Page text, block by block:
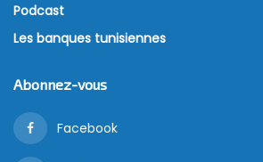
Podcast
Les banques tunisiennes
Abonnez-vous
Facebook